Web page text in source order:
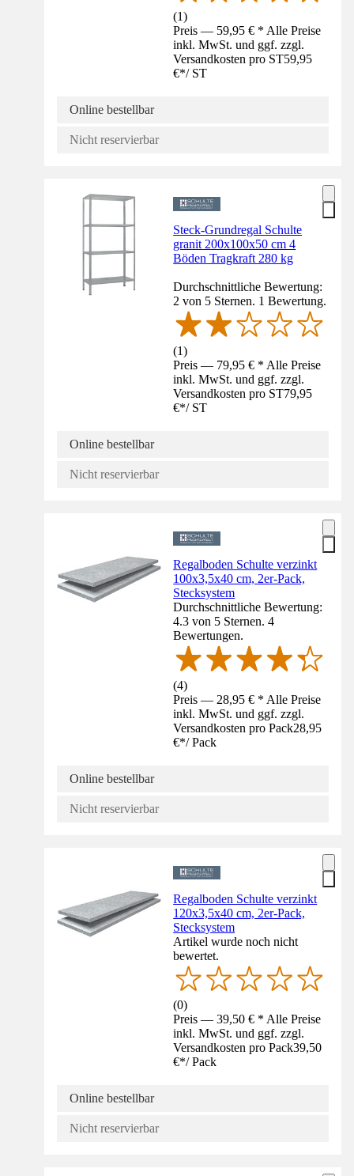
(1)
Preis — 59,95 € * Alle Preise
inkl. MwSt. und ggf. zzgl.
Versandkosten pro ST59,95
€*/ ST
Online bestellbar
Nicht reservierbar
Steck-Grundregal Schulte
granit 200x100x50 cm 4
Böden Tragkraft 280 kg
Durchschnittliche Bewertung:
2 von 5 Sternen. 1 Bewertung.
(1)
Preis — 79,95 € * Alle Preise
inkl. MwSt. und ggf. zzgl.
Versandkosten pro ST79,95
€*/ ST
Online bestellbar
Nicht reservierbar
Regalboden Schulte verzinkt
100x3,5x40 cm, 2er-Pack,
Stecksystem
Durchschnittliche Bewertung:
4.3 von 5 Sternen. 4
Bewertungen.
(4)
Preis — 28,95 € * Alle Preise
inkl. MwSt. und ggf. zzgl.
Versandkosten pro Pack28,95
€*/ Pack
Online bestellbar
Nicht reservierbar
Regalboden Schulte verzinkt
120x3,5x40 cm, 2er-Pack,
Stecksystem
Artikel wurde noch nicht
bewertet.
(0)
Preis — 39,50 € * Alle Preise
inkl. MwSt. und ggf. zzgl.
Versandkosten pro Pack39,50
€*/ Pack
Online bestellbar
Nicht reservierbar